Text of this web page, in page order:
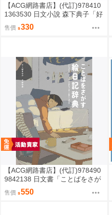
【ACG網路書店】(代訂)978410
1363530 日文小說 森下典子「好
日日記：季節のように生きる」
售價 330
【ACG網路書店】(代訂)978490
9842138 日文書「ことばをさが
す絵日記辞典」YUEISHA DICTI
ONARY
售價 550